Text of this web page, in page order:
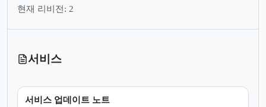
현재 리비전: 2
서비스
서비스 업데이트 노트